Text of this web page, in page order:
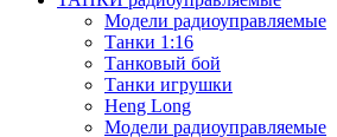
Модели радиоуправляемые
Танки 1:16
Танковый бой
Танки игрушки
Heng Long
Модели радиоуправляемые